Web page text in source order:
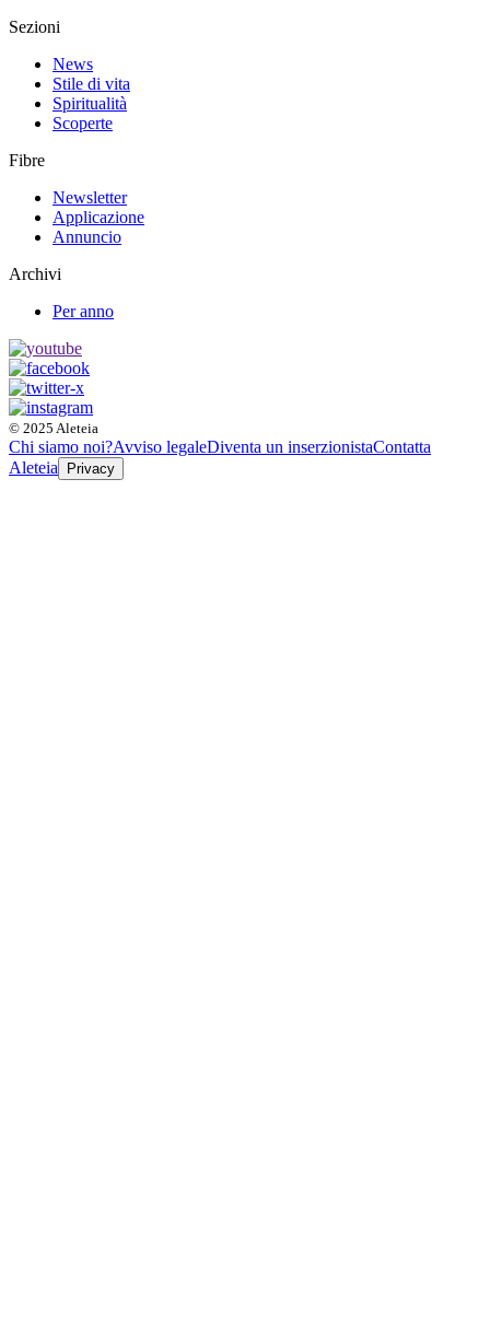
Sezioni
News
Stile di vita
Spiritualità
Scoperte
Fibre
Newsletter
Applicazione
Annuncio
Archivi
Per anno
© 2025 Aleteia
Chi siamo noi?Avviso legaleDiventa un inserzionistaContatta
Aleteia
Privacy